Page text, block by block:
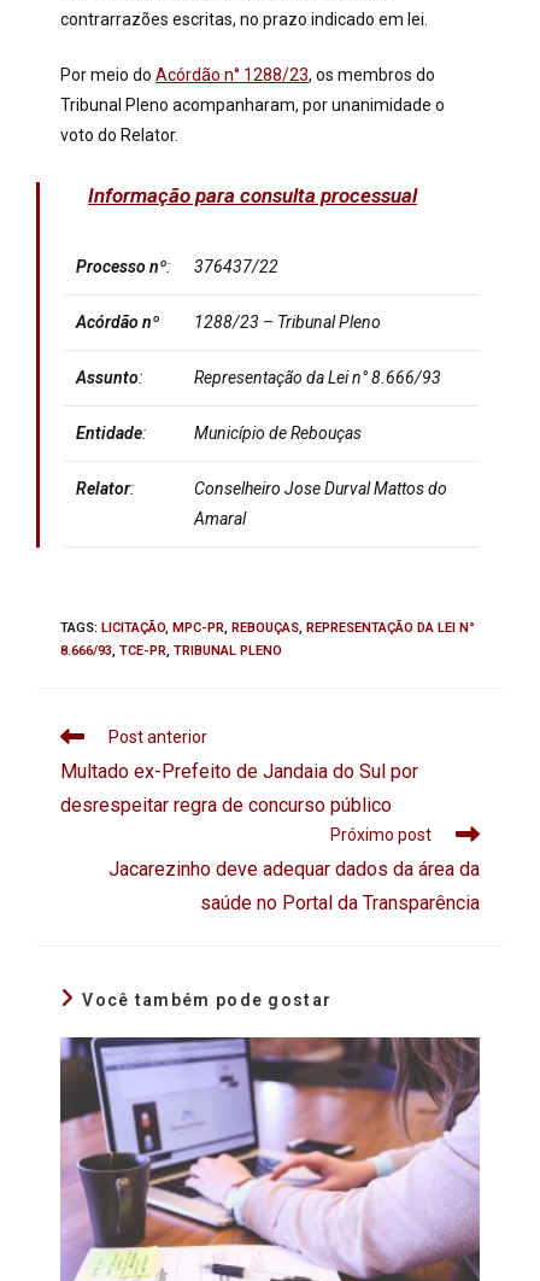
contrarrazões escritas, no prazo indicado em lei.
Por meio do Acórdão n° 1288/23, os membros do
Tribunal Pleno acompanharam, por unanimidade o
voto do Relator.
Informação para consulta processual
Processonº: 376437/22
Acórdão nº 1288/23 – Tribunal Pleno
Assunto: Representação da Lei n° 8.666/93
Entidade: Município de Rebouças
Relator:
Conselheiro Jose Durval Mattos do
Amaral
TAGS: LICITAÇÃO, MPC-PR, REBOUÇAS, REPRESENTAÇÃO DA LEI N°
8.666/93, TCE-PR, TRIBUNAL PLENO
Post anterior
Multado ex-Prefeito de Jandaia do Sul por
desrespeitar regra de concurso público
Próximo post
Jacarezinho deve adequar dados da área da
saúde no Portal da Transparência
Você também pode gostar